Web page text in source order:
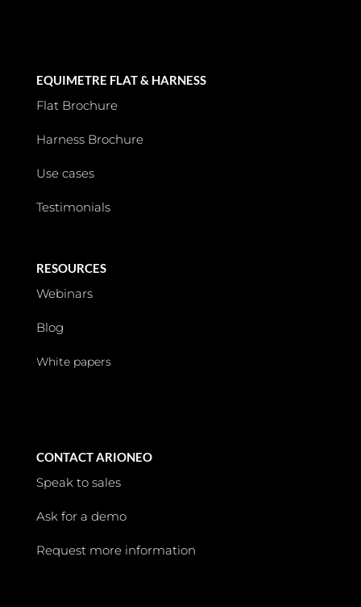
EQUIMETRE FLAT & HARNESS
Flat Brochure
Harness Brochure
Use cases
Testimonials
RESOURCES
Webinars
Blog
White papers
CONTACT ARIONEO
Speak to sales
Ask for a demo
Request more information